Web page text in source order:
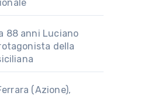
88 anni Luciano
della
(Azione),